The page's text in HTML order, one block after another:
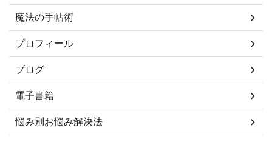
魔法の手帖術
プロフィール
ブログ
電子書籍
悩み別お悩み解決法